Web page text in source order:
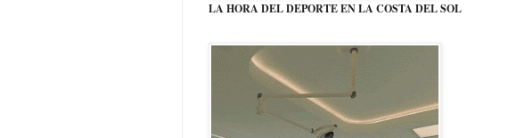
LA HORA DEL DEPORTE EN LA COSTA DEL SOL